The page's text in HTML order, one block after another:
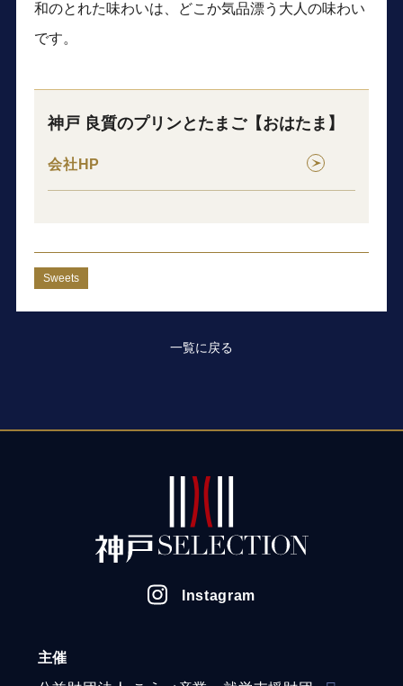
和のとれた味わいは、どこか気品漂う大人の味わい
です。
神戸 良質のプリンとたまご【おはたま】
会社HP
Sweets
一覧に戻る
Instagram
主催